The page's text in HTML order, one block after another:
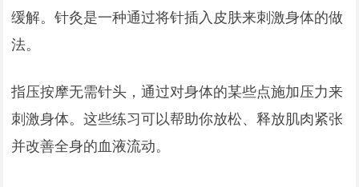
缓解。针灸是一种通过将针插入皮肤来刺激身体的做
法。
指压按摩无需针头，通过对身体的某些点施加压力来
刺激身体。这些练习可以帮助你放松、释放肌肉紧张
并改善全身的血液流动。